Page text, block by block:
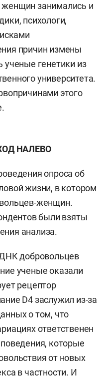
занимались и
психологи,
причин измены
ученые генетики из
университета.
этого
НАЛЕВО
опроса об
жизни, в котором
женщин.
были взяты
анализа.
добровольцев
ученые оказали
рецептор
D4 заслужил из-за
о том, что
ответственен
которые
от новых
в частности. И